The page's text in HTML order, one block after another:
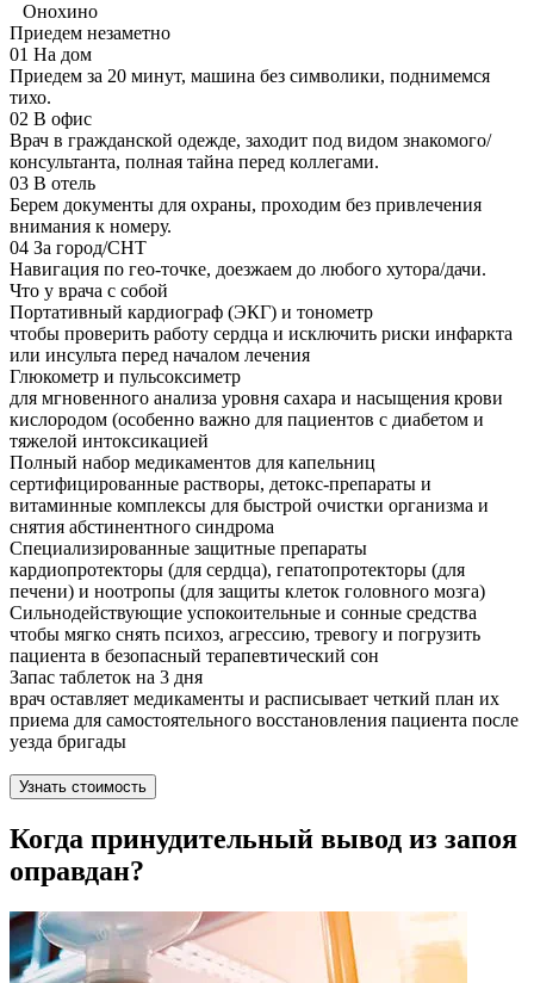
Онохино
Приедем незаметно
01 На дом
Приедем за 20 минут, машина без символики, поднимемся
тихо.
02 В офис
Врач в гражданской одежде, заходит под видом знакомого/
консультанта, полная тайна перед коллегами.
03 В отель
Берем документы для охраны, проходим без привлечения
внимания к номеру.
04 За город/СНТ
Навигация по гео-точке, доезжаем до любого хутора/дачи.
Что у врача с собой
Портативный кардиограф (ЭКГ) и тонометр
чтобы проверить работу сердца и исключить риски инфаркта
или инсульта перед началом лечения
Глюкометр и пульсоксиметр
для мгновенного анализа уровня сахара и насыщения крови
кислородом (особенно важно для пациентов с диабетом и
тяжелой интоксикацией
Полный набор медикаментов для капельниц
сертифицированные растворы, детокс-препараты и
витаминные комплексы для быстрой очистки организма и
снятия абстинентного синдрома
Специализированные защитные препараты
кардиопротекторы (для сердца), гепатопротекторы (для
печени) и ноотропы (для защиты клеток головного мозга)
Сильнодействующие успокоительные и сонные средства
чтобы мягко снять психоз, агрессию, тревогу и погрузить
пациента в безопасный терапевтический сон
Запас таблеток на 3 дня
врач оставляет медикаменты и расписывает четкий план их
приема для самостоятельного восстановления пациента после
уезда бригады
Узнать стоимость
Когда принудительный вывод из запоя
оправдан?